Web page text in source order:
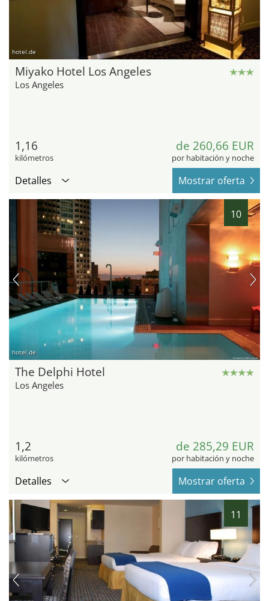
hotel.de
Miyako Hotel Los Angeles
Los Angeles
1,16
kilómetros
de 260,66 EUR
por habitación y noche
Detalles Mostrar oferta
10
hotel.de
The Delphi Hotel
Los Angeles
1,2
kilómetros
de 285,29 EUR
por habitación y noche
Detalles Mostrar oferta
11